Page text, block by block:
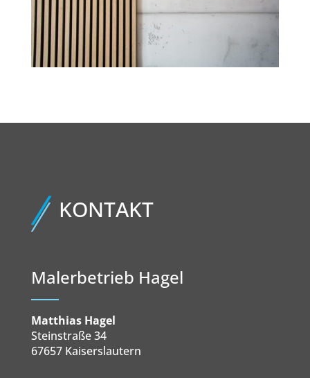
KONTAKT
Malerbetrieb Hagel
Matthias Hagel
Steinstraße 34
67657 Kaiserslautern